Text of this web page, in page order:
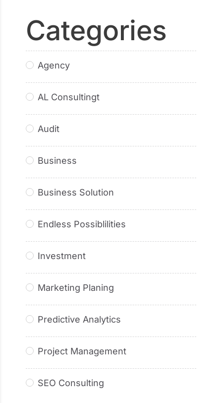
Categories
Agency
AL Consultingt
Audit
Business
Business Solution
Endless Possiblilities
Investment
Marketing Planing
Predictive Analytics
Project Management
SEO Consulting